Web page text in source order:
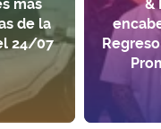
más
de la
24/07
&